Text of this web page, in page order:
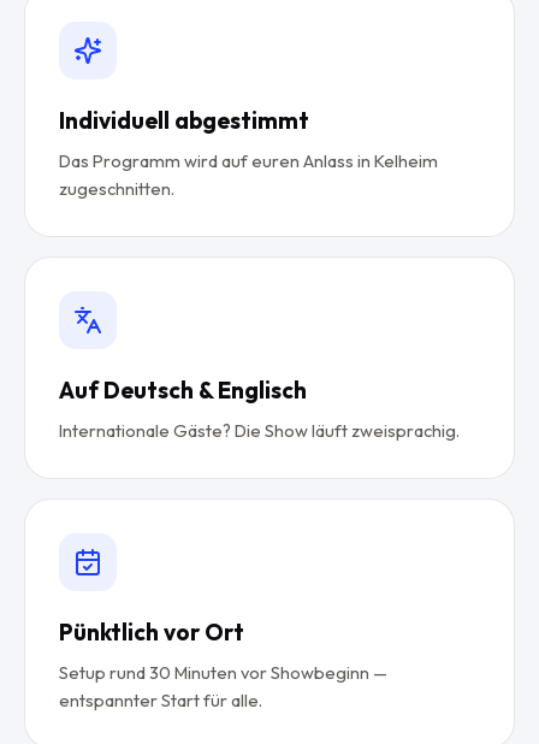
Individuell abgestimmt
Das Programm wird auf euren Anlass in Kelheim
zugeschnitten.
Auf Deutsch & Englisch
Internationale Gäste? Die Show läuft zweisprachig.
Pünktlich vor Ort
Setup rund 30 Minuten vor Showbeginn —
entspannter Start für alle.